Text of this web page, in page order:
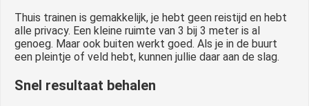
Thuis trainen is gemakkelijk, je hebt geen reistijd en hebt
alle privacy. Een kleine ruimte van 3 bij 3 meter is al
genoeg. Maar ook buiten werkt goed. Als je in de buurt
een pleintje of veld hebt, kunnen jullie daar aan de slag.
Snel resultaat behalen